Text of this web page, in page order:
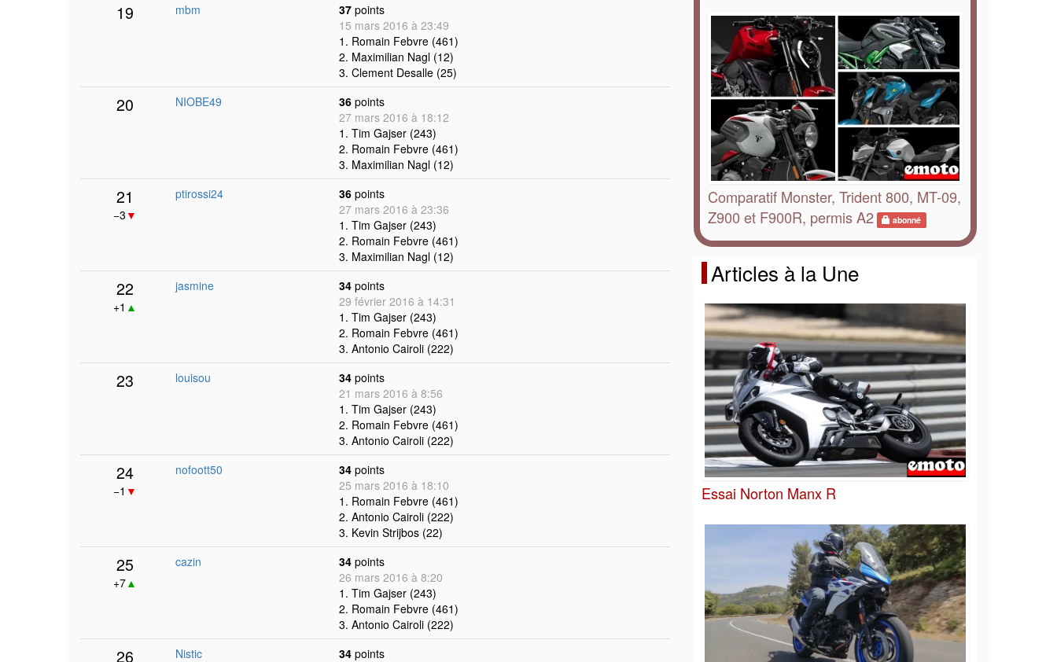
19 mbm 37 points
15 mars 2016 à 23:49
1. Romain Febvre (461)
2. Maximilian Nagl (12)
3. Clement Desalle (25)
20 NIOBE49 36 points
27 mars 2016 à 18:12
1. Tim Gajser (243)
2. Romain Febvre (461)
3. Maximilian Nagl (12)
21
−3 ▼
ptirossi24 36 points
27 mars 2016 à 23:36
1. Tim Gajser (243)
2. Romain Febvre (461)
3. Maximilian Nagl (12)
22
+1 ▲
jasmine 34 points
29 février 2016 à 14:31
1. Tim Gajser (243)
2. Romain Febvre (461)
3. Antonio Cairoli (222)
23 louisou 34 points
21 mars 2016 à 8:56
1. Tim Gajser (243)
2. Romain Febvre (461)
3. Antonio Cairoli (222)
24
−1 ▼
nofoott50 34 points
25 mars 2016 à 18:10
1. Romain Febvre (461)
2. Antonio Cairoli (222)
3. Kevin Strijbos (22)
25
+7▲
cazin 34 points
26 mars 2016 à 8:20
1. Tim Gajser (243)
2. Romain Febvre (461)
3. Antonio Cairoli (222)
26 Nistic 34 points
Comparatif Monster, Trident 800, MT-09,
Z900 et F900R, permis A2
abonné
Articles à la Une
Essai Norton Manx R